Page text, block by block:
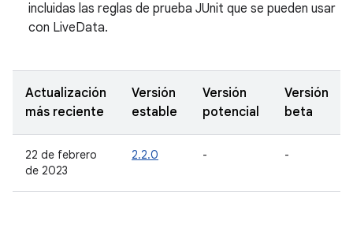
incluidas las reglas de prueba JUnit que se pueden usar
con LiveData.
Actualización
más reciente
Versión
estable
Versión
potencial
Versión
beta
22 de febrero
de 2023
2.2.0 - -